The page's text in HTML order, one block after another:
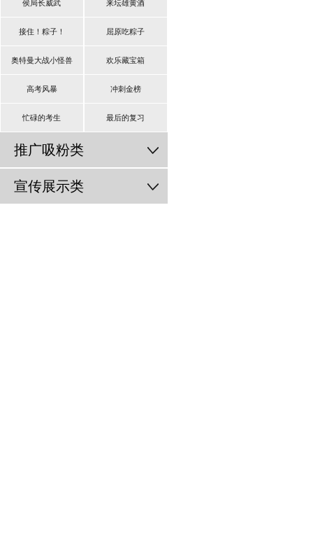
侯局长威武 来坛雄黄酒
接住！粽子！ 屈原吃粽子
奥特曼大战小怪兽 欢乐藏宝箱
高考风暴 冲刺金榜
忙碌的考生 最后的复习
推广吸粉类
宣传展示类